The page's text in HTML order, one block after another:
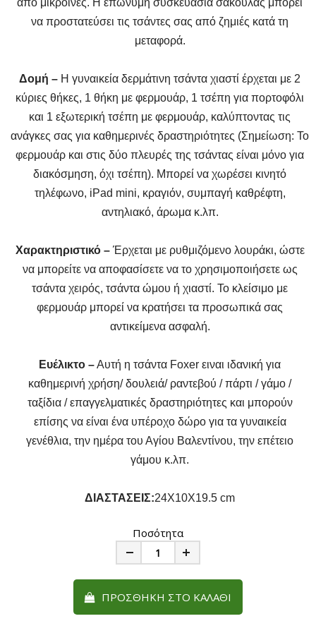
από μικροΐνες. Η επώνυμη συσκευασία σακούλας μπορεί
να προστατεύσει τις τσάντες σας από ζημιές κατά τη
μεταφορά.
Δομή – Η γυναικεία δερμάτινη τσάντα χιαστί έρχεται με 2
κύριες θήκες, 1 θήκη με φερμουάρ, 1 τσέπη για πορτοφόλι
και 1 εξωτερική τσέπη με φερμουάρ, καλύπτοντας τις
ανάγκες σας για καθημερινές δραστηριότητες (Σημείωση: Το
φερμουάρ και στις δύο πλευρές της τσάντας είναι μόνο για
διακόσμηση, όχι τσέπη). Μπορεί να χωρέσει κινητό
τηλέφωνο, iPad mini, κραγιόν, συμπαγή καθρέφτη,
αντηλιακό, άρωμα κ.λπ.
Χαρακτηριστικό –Έρχεται με ρυθμιζόμενο λουράκι, ώστε
να μπορείτε να αποφασίσετε να το χρησιμοποιήσετε ως
τσάντα χειρός, τσάντα ώμου ή χιαστί. Το κλείσιμο με
φερμουάρ μπορεί να κρατήσει τα προσωπικά σας
αντικείμενα ασφαλή.
Ευέλικτο –Αυτή η τσάντα Foxer ειναι ιδανική για
καθημερινή χρήση/ δουλειά/ ραντεβού / πάρτι / γάμο /
ταξίδια / επαγγελματικές δραστηριότητες και μπορούν
επίσης να είναι ένα υπέροχο δώρο για τα γυναικεία
γενέθλια, την ημέρα του Αγίου Βαλεντίνου, την επέτειο
γάμου κ.λπ.
ΔΙΑΣΤΑΣΕΙΣ:24X10X19.5 cm
Ποσότητα
Plus
ΠΡΟΣΘΉΚΗ ΣΤΟ ΚΑΛΆΘΙ